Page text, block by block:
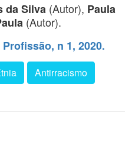
da Silva (Autor), Paula
(Autor).
n 1, 2020.
Antirracismo